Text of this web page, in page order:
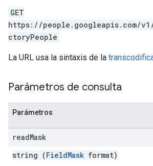
GET
https://people.googleapis.com/
ctoryPeople
La URL usa la sintaxis de la
Parámetros de consulta
Parámetros
readMask
string (FieldMask format)